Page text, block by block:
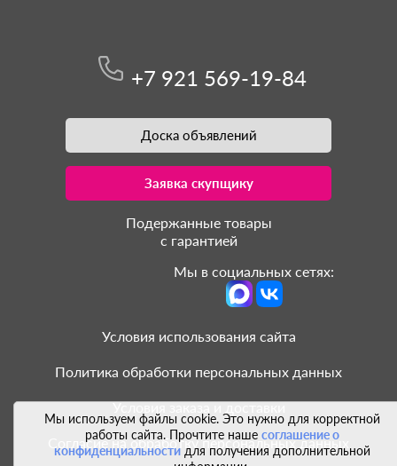
Мы используем файлы cookie. Это нужно для корректной
работы сайта. Прочтите наше соглашение о
конфиденциальностидля получения дополнительной
+7 921 569-19-84
Доска объявлений
Заявка скупщику
Подержанные товары
с гарантией
Мы в социальных сетях:
Условия использования сайта
Политика обработки персональных данных
Условия заказа и доставки
Согласие на обработку персональных данных